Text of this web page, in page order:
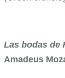
Las bodas de
Amadeus